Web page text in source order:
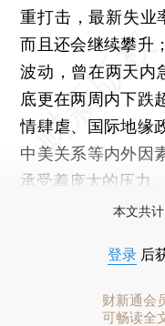
重打击，最新失业
而且还会继续攀升
波动，曾在两天内
底更在两周内下跌
情肆虐、国际地缘
中美关系等内外因
承受着庞大的压力。
本文共
登录 后
财新通会
可畅读全